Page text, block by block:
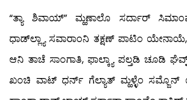
“ತ್ಯಾ ಶಿವಾಯ್” ಮ್ಹಣಾಲೊ ಸರ್ದಾರ್
ಧಾಡ್‍ಲ್ಲ್ಯಾ ಸವಾರಾಂನಿ ತಕ್ಷಣ್ ಪಾಟಿಂ
ಆನಿ ತಾಚೆ ಸಾಂಗಾತಿ, ಫಾಲ್ಕ್ಯಾ ಪಲ್ತಡಿ ಚೂಡಿ
ಖಂಚಿ ವಾಟ್ ಧರ್ನ್ ಗೆಲ್ಯಾತ್ ಮ್ಹಳ್ಳೆಂ